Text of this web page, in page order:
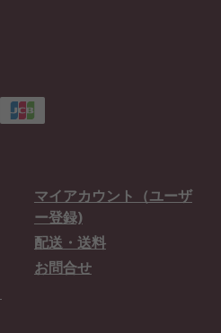
マイアカウント（ユーザ
ー登録)
配送・送料
お問合せ